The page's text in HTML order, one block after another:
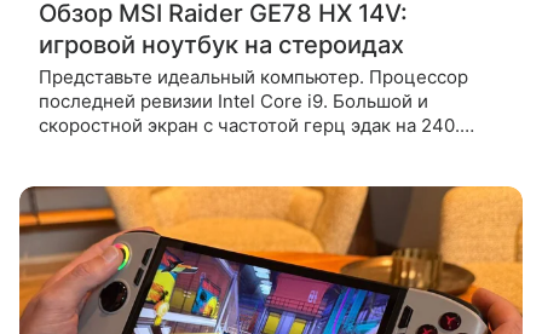
Обзор MSI Raider GE78 HX 14V:
игровой ноутбук на стероидах
Представьте идеальный компьютер. Процессор
последней ревизии Intel Core i9. Большой и
скоростной экран с частотой герц эдак на 240.